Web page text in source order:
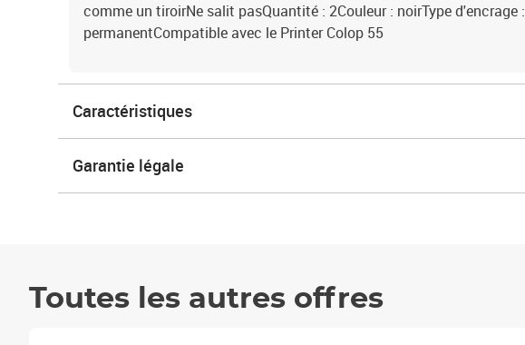
comme un tiroirNe salit pasQuantité : 2Couleur : noirType d'encrage :
permanentCompatible avec le Printer Colop 55
Caractéristiques
Garantie légale
Toutes les autres offres